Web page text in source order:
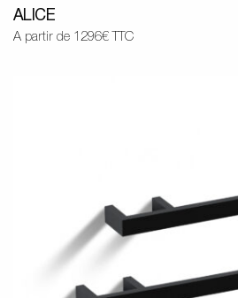
ALICE
A partir de 1296€ TTC